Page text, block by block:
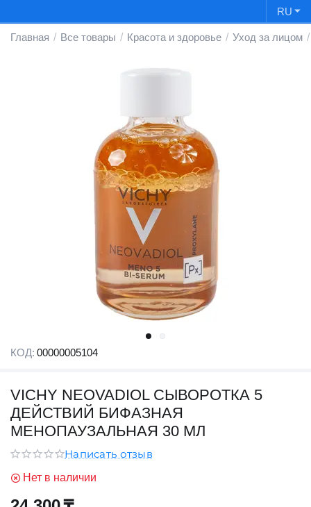
RU
Главная / Все товары / Красота и здоровье / Уход за лицом /
КОД: 00000005104
VICHY NEOVADIOL СЫВОРОТКА 5
ДЕЙСТВИЙ БИФАЗНАЯ
МЕНОПАУЗАЛЬНАЯ 30 МЛ
Написать отзыв
Нет в наличии